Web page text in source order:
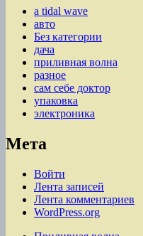
a tidal wave
авто
Без категории
дача
приливная волна
разное
сам себе доктор
упаковка
электроника
Мета
Войти
Лента записей
Лента комментариев
WordPress.org